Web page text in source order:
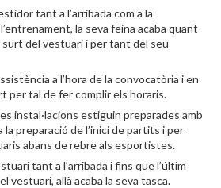
tant a l’arribada com a la
la seva feina acaba quant
surt del vestuari i per tant del seu
a l’hora de la convocatòria i en
per tal de fer complir els horaris.
instal·lacions estiguin preparades amb
la preparació de l’inici de partits i per
abans de rebre als esportistes.
tant a l’arribada i fins que l’últim
vestuari, allà acaba la seva tasca.